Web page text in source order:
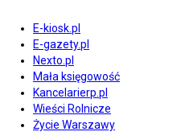
E-kiosk.pl
E-gazety.pl
Nexto.pl
Mała księgowość
Kancelarierp.pl
Wieści Rolnicze
Życie Warszawy